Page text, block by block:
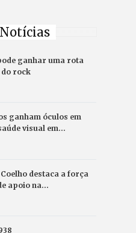
ganhar uma rota
rock
ganham óculos em
visual em…
destaca a força
apoio na…